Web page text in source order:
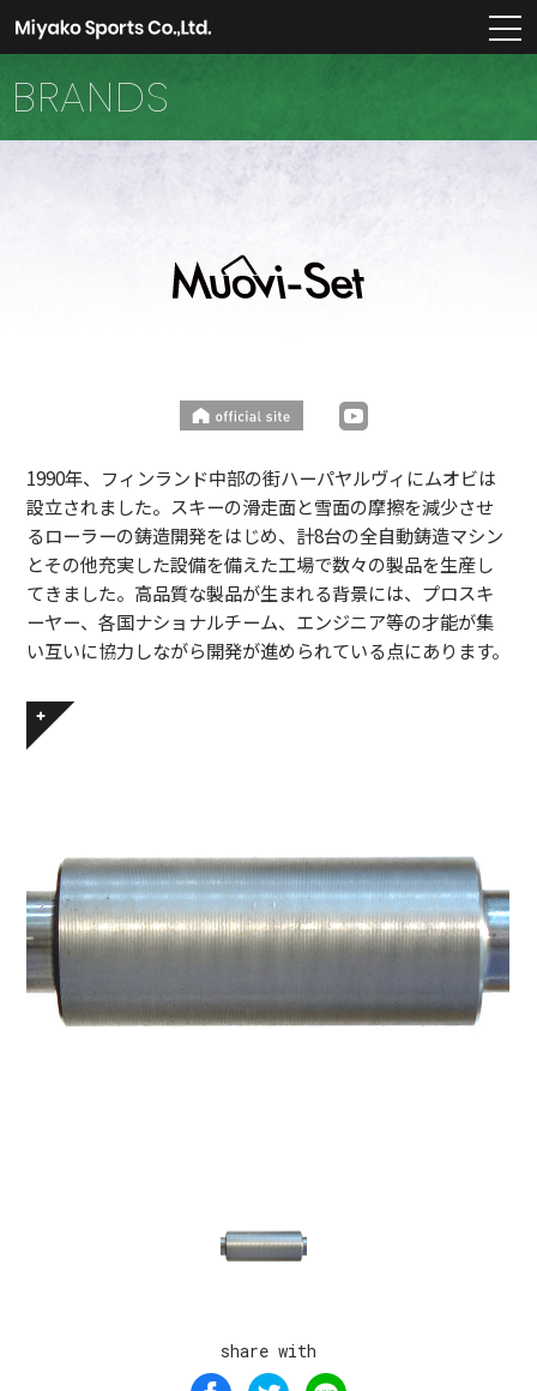
BRANDS
1990年、フィンランド中部の街ハーパヤルヴィにムオビは
設立されました。スキーの滑走面と雪面の摩擦を減少させ
るローラーの鋳造開発をはじめ、計8台の全自動鋳造マシン
とその他充実した設備を備えた工場で数々の製品を生産し
てきました。高品質な製品が生まれる背景には、プロスキ
ーヤー、各国ナショナルチーム、エンジニア等の才能が集
い互いに協力しながら開発が進められている点にあります。
share with